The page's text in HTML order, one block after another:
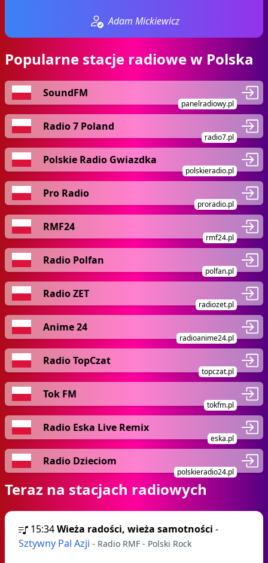
Adam Mickiewicz
Popularne stacje radiowe w Polska
SoundFM
panelradiowy.pl
Radio 7 Poland
radio7.pl
Polskie Radio Gwiazdka
polskieradio.pl
Pro Radio
proradio.pl
RMF24
rmf24.pl
Radio Polfan
polfan.pl
Radio ZET
radiozet.pl
Anime 24
radioanime24.pl
Radio TopCzat
topczat.pl
Tok FM
tokfm.pl
Radio Eska Live Remix
eska.pl
Radio Dzieciom
polskieradio24.pl
Teraz na stacjach radiowych
15:34Wieża radości, wieża samotności -
Sztywny Pal Azji - Radio RMF - Polski Rock